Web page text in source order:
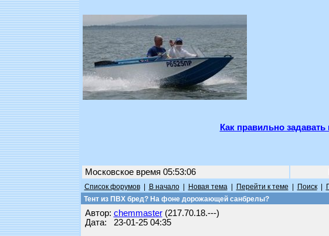
Как правильно
Московское время 05:53:06
Список форумов| В начало| Новая тема| Перейти к теме Поиск|
Тент из ПВХ бред? На фоне дорожающей санбрелы?
Автор: chemmaster(217.70.18.---)
Дата: 23-01-25 04:35